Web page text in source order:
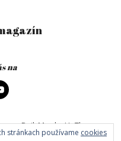
na
DailyMag byUpThemes.
stránkach používame cookies